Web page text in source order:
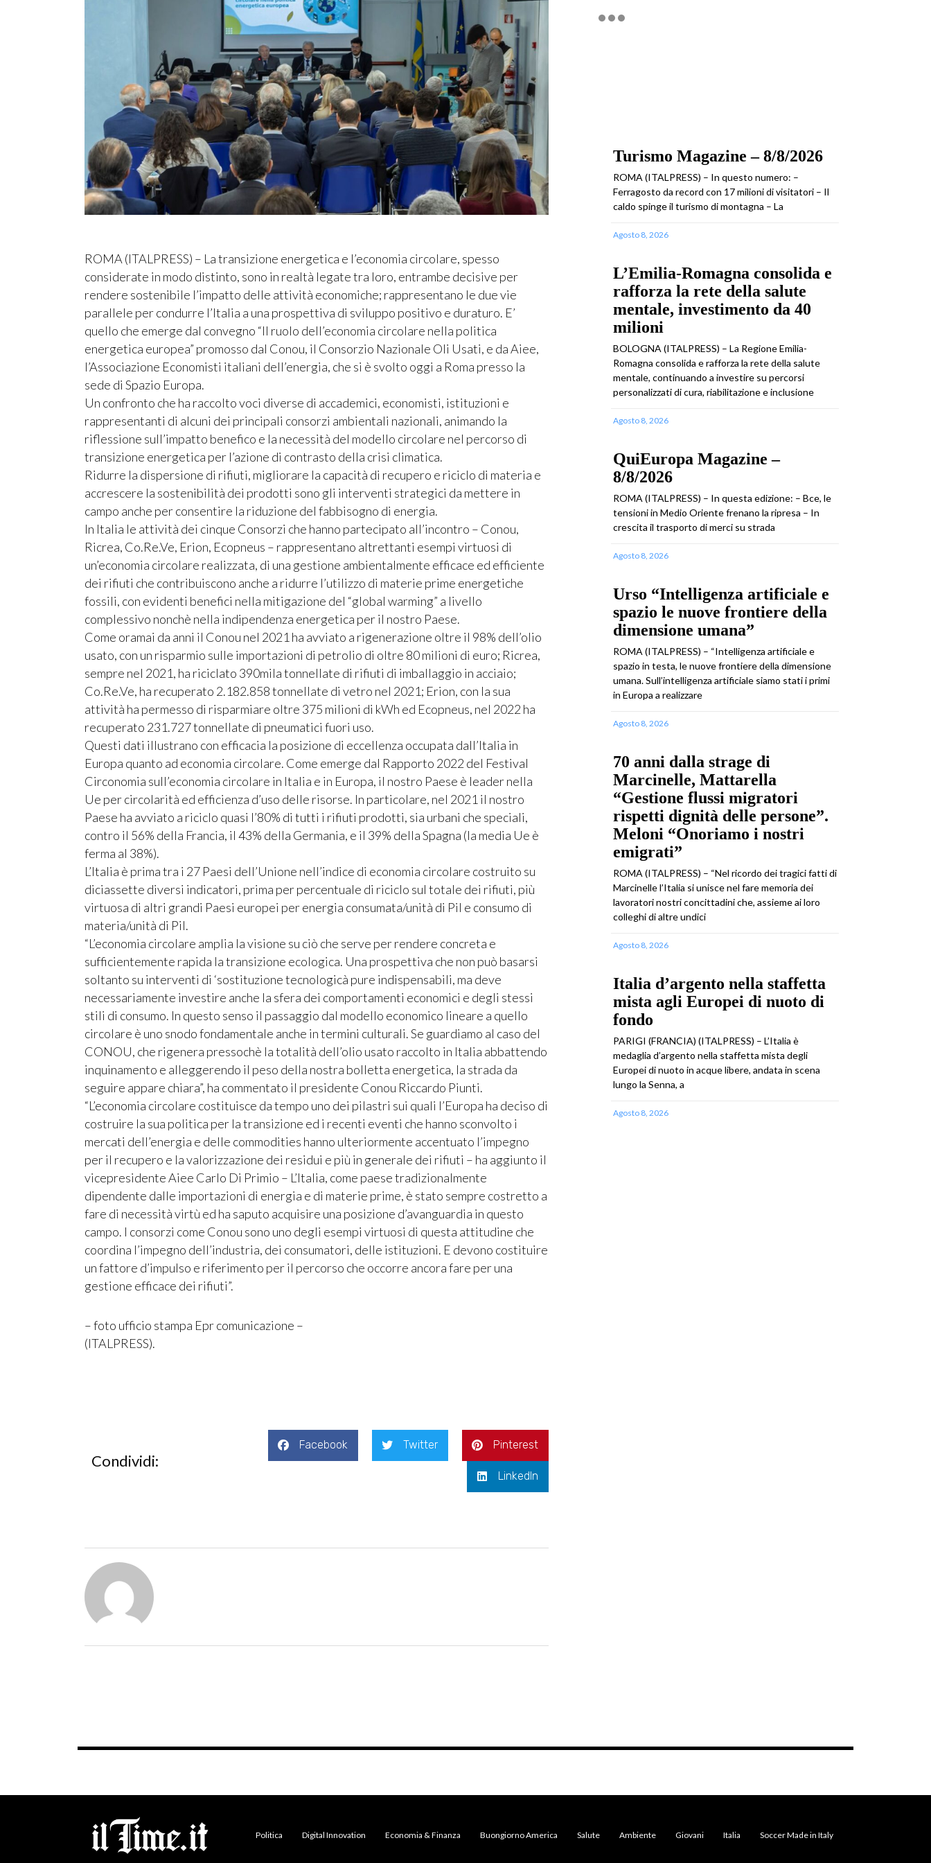
ROMA (ITALPRESS) – La transizione energetica e l’economia circolare, spesso
considerate in modo distinto, sono in realtà legate tra loro, entrambe decisive per
rendere sostenibile l’impatto delle attività economiche; rappresentano le due vie
parallele per condurre l’Italia a una prospettiva di sviluppo positivo e duraturo. E’
quello che emerge dal convegno “Il ruolo dell’economia circolare nella politica
energetica europea” promosso dal Conou, il Consorzio Nazionale Oli Usati, e da Aiee,
l’Associazione Economisti italiani dell’energia, che si è svolto oggi a Roma presso la
sede di Spazio Europa.
Un confronto che ha raccolto voci diverse di accademici, economisti, istituzioni e
rappresentanti di alcuni dei principali consorzi ambientali nazionali, animando la
riflessione sull’impatto benefico e la necessità del modello circolare nel percorso di
transizione energetica per l’azione di contrasto della crisi climatica.
Ridurre la dispersione di rifiuti, migliorare la capacità di recupero e riciclo di materia e
accrescere la sostenibilità dei prodotti sono gli interventi strategici da mettere in
campo anche per consentire la riduzione del fabbisogno di energia.
In Italia le attività dei cinque Consorzi che hanno partecipato all’incontro – Conou,
Ricrea, Co.Re.Ve, Erion, Ecopneus – rappresentano altrettanti esempi virtuosi di
un’economia circolare realizzata, di una gestione ambientalmente efficace ed efficiente
dei rifiuti che contribuiscono anche a ridurre l’utilizzo di materie prime energetiche
fossili, con evidenti benefici nella mitigazione del “global warming” a livello
complessivo nonchè nella indipendenza energetica per il nostro Paese.
Come oramai da anni il Conou nel 2021 ha avviato a rigenerazione oltre il 98% dell’olio
usato, con un risparmio sulle importazioni di petrolio di oltre 80 milioni di euro; Ricrea,
sempre nel 2021, ha riciclato 390mila tonnellate di rifiuti di imballaggio in acciaio;
Co.Re.Ve, ha recuperato 2.182.858 tonnellate di vetro nel 2021; Erion, con la sua
attività ha permesso di risparmiare oltre 375 milioni di kWh ed Ecopneus, nel 2022 ha
recuperato 231.727 tonnellate di pneumatici fuori uso.
Questi dati illustrano con efficacia la posizione di eccellenza occupata dall’Italia in
Europa quanto ad economia circolare. Come emerge dal Rapporto 2022 del Festival
Circonomia sull’economia circolare in Italia e in Europa, il nostro Paese è leader nella
Ue per circolarità ed efficienza d’uso delle risorse. In particolare, nel 2021 il nostro
Paese ha avviato a riciclo quasi l’80% di tutti i rifiuti prodotti, sia urbani che speciali,
contro il 56% della Francia, il 43% della Germania, e il 39% della Spagna (la media Ue è
ferma al 38%).
L’Italia è prima tra i 27 Paesi dell’Unione nell’indice di economia circolare costruito su
diciassette diversi indicatori, prima per percentuale di riciclo sul totale dei rifiuti, più
virtuosa di altri grandi Paesi europei per energia consumata/unità di Pil e consumo di
materia/unità di Pil.
“L’economia circolare amplia la visione su ciò che serve per rendere concreta e
sufficientemente rapida la transizione ecologica. Una prospettiva che non può basarsi
soltanto su interventi di ‘sostituzione tecnologicà pure indispensabili, ma deve
necessariamente investire anche la sfera dei comportamenti economici e degli stessi
stili di consumo. In questo senso il passaggio dal modello economico lineare a quello
circolare è uno snodo fondamentale anche in termini culturali. Se guardiamo al caso del
CONOU, che rigenera pressochè la totalità dell’olio usato raccolto in Italia abbattendo
inquinamento e alleggerendo il peso della nostra bolletta energetica, la strada da
seguire appare chiara”, ha commentato il presidente Conou Riccardo Piunti.
“L’economia circolare costituisce da tempo uno dei pilastri sui quali l’Europa ha deciso di
costruire la sua politica per la transizione ed i recenti eventi che hanno sconvolto i
mercati dell’energia e delle commodities hanno ulteriormente accentuato l’impegno
per il recupero e la valorizzazione dei residui e più in generale dei rifiuti – ha aggiunto il
vicepresidente Aiee Carlo Di Primio – L’Italia, come paese tradizionalmente
dipendente dalle importazioni di energia e di materie prime, è stato sempre costretto a
fare di necessità virtù ed ha saputo acquisire una posizione d’avanguardia in questo
campo. I consorzi come Conou sono uno degli esempi virtuosi di questa attitudine che
coordina l’impegno dell’industria, dei consumatori, delle istituzioni. E devono costituire
un fattore d’impulso e riferimento per il percorso che occorre ancora fare per una
gestione efficace dei rifiuti”.
– foto ufficio stampa Epr comunicazione –
(ITALPRESS).
Condividi:
Facebook Twitter Pinterest
LinkedIn
Turismo Magazine – 8/8/2026
ROMA (ITALPRESS) – In questo numero: –
Ferragosto da record con 17 milioni di visitatori – Il
caldo spinge il turismo di montagna – La
Agosto 8, 2026
L’Emilia-Romagna consolida e
rafforza la rete della salute
mentale, investimento da 40
milioni
BOLOGNA (ITALPRESS) – La Regione Emilia-
Romagna consolida e rafforza la rete della salute
mentale, continuando a investire su percorsi
personalizzati di cura, riabilitazione e inclusione
Agosto 8, 2026
QuiEuropa Magazine –
8/8/2026
ROMA (ITALPRESS) – In questa edizione: – Bce, le
tensioni in Medio Oriente frenano la ripresa – In
crescita il trasporto di merci su strada
Agosto 8, 2026
Urso “Intelligenza artificiale e
spazio le nuove frontiere della
dimensione umana”
ROMA (ITALPRESS) – “Intelligenza artificiale e
spazio in testa, le nuove frontiere della dimensione
umana. Sull’intelligenza artificiale siamo stati i primi
in Europa a realizzare
Agosto 8, 2026
70 anni dalla strage di
Marcinelle, Mattarella
“Gestione flussi migratori
rispetti dignità delle persone”.
Meloni “Onoriamo i nostri
emigrati”
ROMA (ITALPRESS) – “Nel ricordo dei tragici fatti di
Marcinelle l’Italia si unisce nel fare memoria dei
lavoratori nostri concittadini che, assieme ai loro
colleghi di altre undici
Agosto 8, 2026
Italia d’argento nella staffetta
mista agli Europei di nuoto di
fondo
PARIGI (FRANCIA) (ITALPRESS) – L’Italia è
medaglia d’argento nella staffetta mista degli
Europei di nuoto in acque libere, andata in scena
lungo la Senna, a
Agosto 8, 2026
Politica Digital Innovation Economia & Finanza Buongiorno America Salute Ambiente Giovani Italia Soccer Made in Italy